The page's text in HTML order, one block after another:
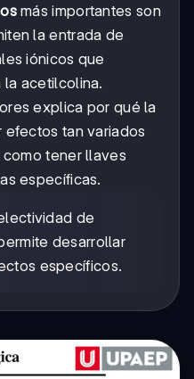
más importantes son
la entrada de
iónicos que
la acetilcolina.
explica por qué la
tan variados
tener llaves
específicas.
de
desarrollar
específicos.